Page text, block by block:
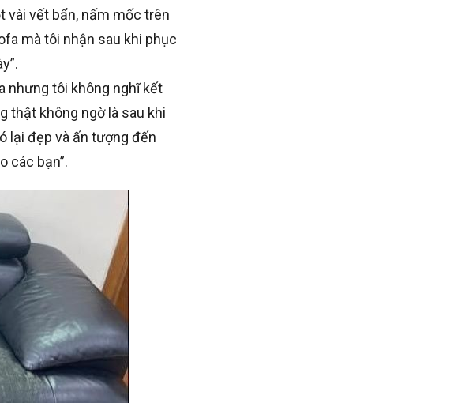
vài vết bẩn, nấm mốc trên
mà tôi nhận sau khi phục
nhưng tôi không nghĩ kết
thật không ngờ là sau khi
lại đẹp và ấn tượng đến
các bạn”.